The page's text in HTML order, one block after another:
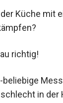
Küche mit
richtig!
in der